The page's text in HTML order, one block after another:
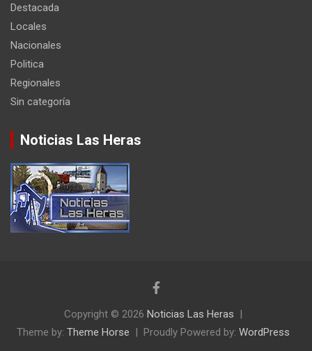
Destacada
Locales
Nacionales
Politica
Regionales
Sin categoría
Noticias Las Heras
Copyright © 2026 Noticias Las Heras
Theme by: Theme Horse Proudly Powered by: WordPress